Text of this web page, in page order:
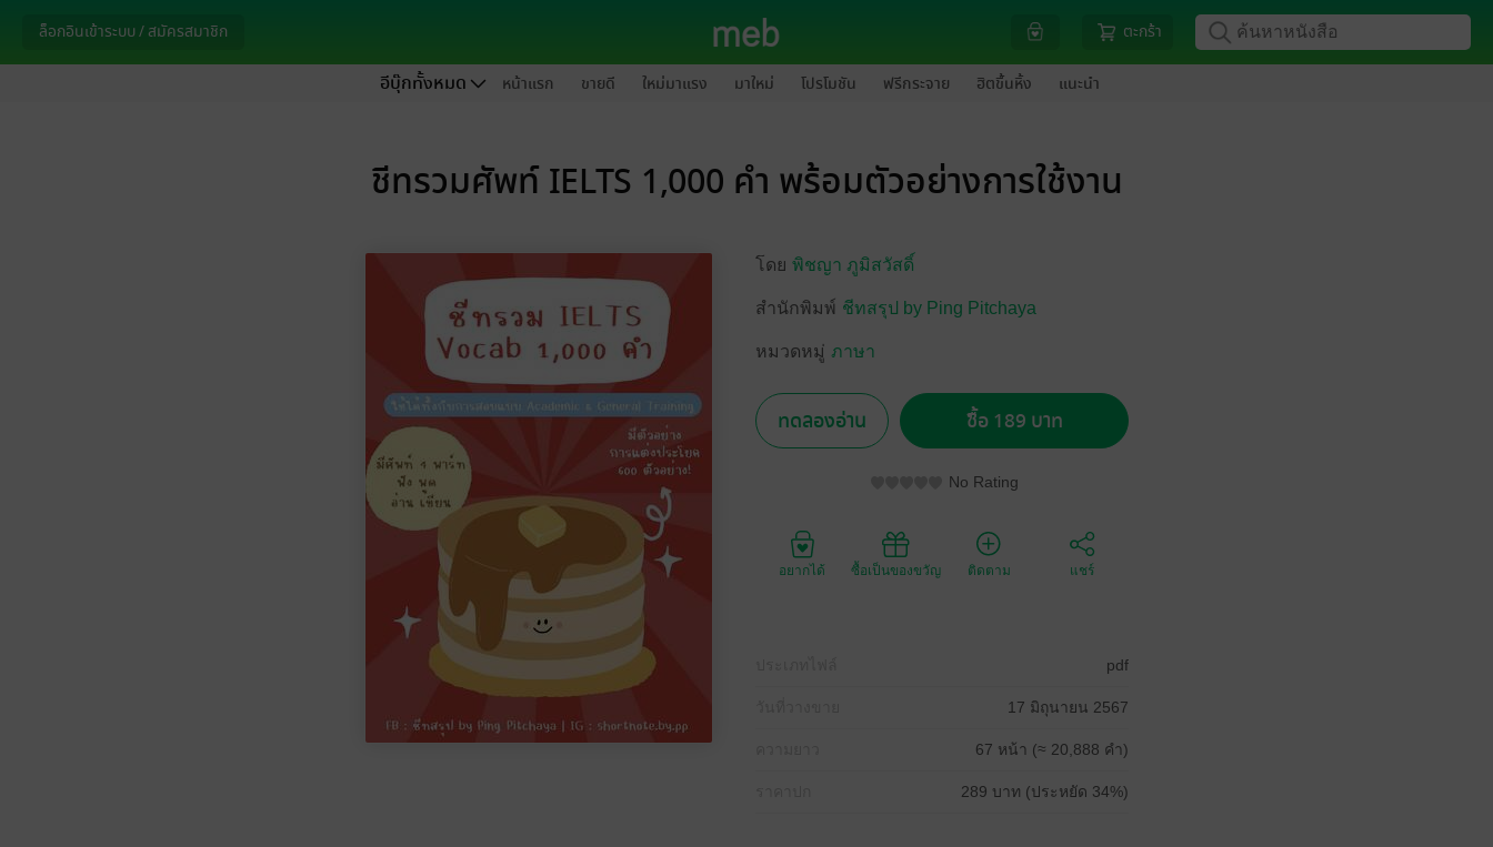
ล็อกอินเข้าระบบ / สมัครสมาชิก ตะกร้า
อีบุ๊กทั้งหมด หน้าแรก ขายดี ใหม่มาแรง มาใหม่ โปรโมชัน ฟรีกระจาย ฮิตขึ้นหิ้ง แนะนำ
ชีทรวมศัพท์ IELTS 1,000 คำ พร้อมตัวอย่างการใช้งาน
โดย พิชญา ภูมิสวัสดิ์
สำนักพิมพ์ ชีทสรุป by Ping Pitchaya
หมวดหมู่ ภาษา
ทดลองอ่าน ซื้อ 189 บาท
No Rating
อยากได้ ซื้อเป็นของขวัญ ติดตาม แชร์
pdf
17 มิถุนายน 2567
67 หน้า (≈ 20,888 คำ)
289 บาท (ประหยัด 34%)